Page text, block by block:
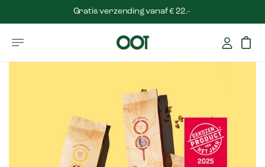
Gratis verzending vanaf € 22.-